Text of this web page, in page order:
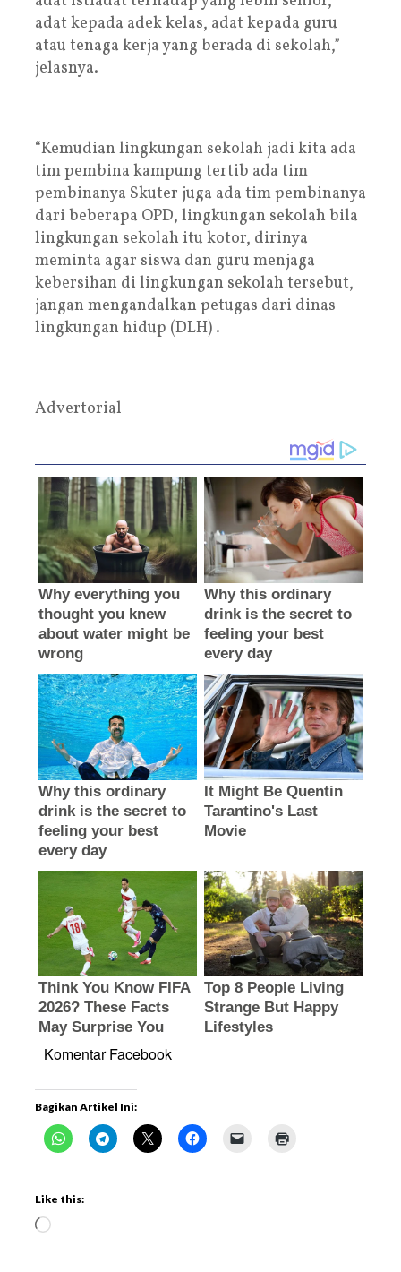
adat kepada adek kelas, adat kepada guru
atau tenaga kerja yang berada di sekolah,”
jelasnya.
“Kemudian lingkungan sekolah jadi kita ada
tim pembina kampung tertib ada tim
pembinanya Skuter juga ada tim pembinanya
dari beberapa OPD, lingkungan sekolah bila
lingkungan sekolah itu kotor, dirinya
meminta agar siswa dan guru menjaga
kebersihan di lingkungan sekolah tersebut,
jangan mengandalkan petugas dari dinas
lingkungan hidup (DLH) .
Advertorial
Komentar Facebook
Bagikan Artikel Ini:
Like this: